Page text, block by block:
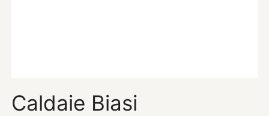
Caldaie Biasi